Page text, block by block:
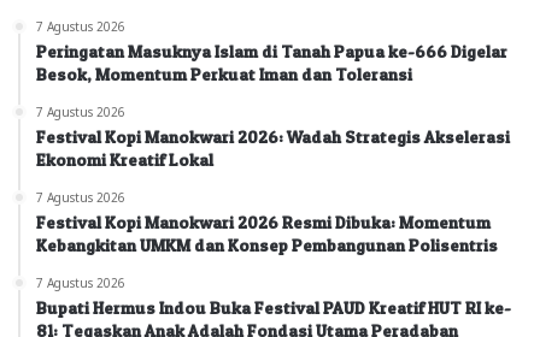
7 Agustus 2026
Peringatan Masuknya Islam di Tanah Papua ke-666 Digelar
Besok, Momentum Perkuat Iman dan Toleransi
7 Agustus 2026
Festival Kopi Manokwari 2026: Wadah Strategis Akselerasi
Ekonomi Kreatif Lokal
7 Agustus 2026
Festival Kopi Manokwari 2026 Resmi Dibuka: Momentum
Kebangkitan UMKM dan Konsep Pembangunan Polisentris
7 Agustus 2026
Bupati Hermus Indou Buka Festival PAUD Kreatif HUT RI ke-
81: Tegaskan Anak Adalah Fondasi Utama Peradaban